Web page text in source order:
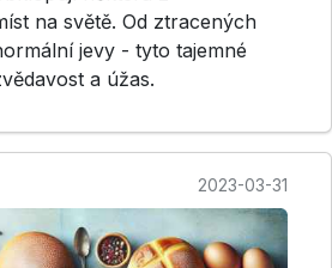
na světě. Od ztracených
jevy - tyto tajemné
a úžas.
2023-03-31